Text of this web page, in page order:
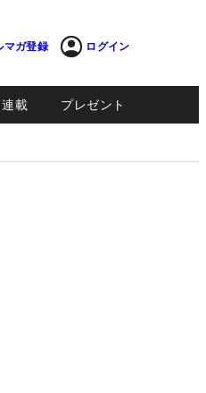
マガ登録 ログイン
連載 プレゼント